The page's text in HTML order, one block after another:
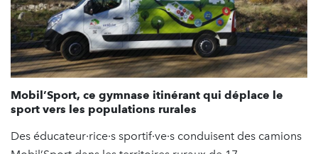
Mobil’Sport, ce gymnase itinérant qui déplace le
sport vers les populations rurales
Des éducateur·rice·s sportif·ve·s conduisent des camions